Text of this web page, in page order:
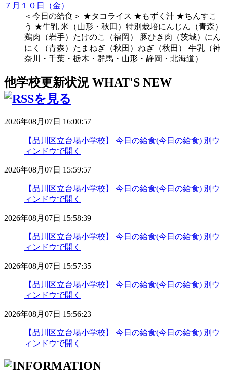
７月１０日（金）
＜今日の給食＞ ★タコライス ★もずく汁 ★ちんすこ
う ★牛乳 米（山形・秋田）特別栽培にんじん（青森）
鶏肉（岩手）たけのこ（福岡） 豚ひき肉（茨城）にん
にく（青森）たまねぎ（秋田）ねぎ（秋田） 牛乳（神
奈川・千葉・栃木・群馬・山形・静岡・北海道）
他学校更新状況 WHAT'S NEW
2026年08月07日 16:00:57
【品川区立台場小学校】 今日の給食(今日の給食) 別ウ
ィンドウで開く
2026年08月07日 15:59:57
【品川区立台場小学校】 今日の給食(今日の給食) 別ウ
ィンドウで開く
2026年08月07日 15:58:39
【品川区立台場小学校】 今日の給食(今日の給食) 別ウ
ィンドウで開く
2026年08月07日 15:57:35
【品川区立台場小学校】 今日の給食(今日の給食) 別ウ
ィンドウで開く
2026年08月07日 15:56:23
【品川区立台場小学校】 今日の給食(今日の給食) 別ウ
ィンドウで開く